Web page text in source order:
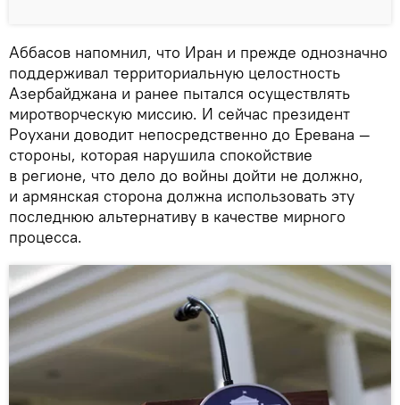
Аббасов напомнил, что Иран и прежде однозначно
поддерживал территориальную целостность
Азербайджана и ранее пытался осуществлять
миротворческую миссию. И сейчас президент
Роухани доводит непосредственно до Еревана —
стороны, которая нарушила спокойствие
в регионе, что дело до войны дойти не должно,
и армянская сторона должна использовать эту
последнюю альтернативу в качестве мирного
процесса.